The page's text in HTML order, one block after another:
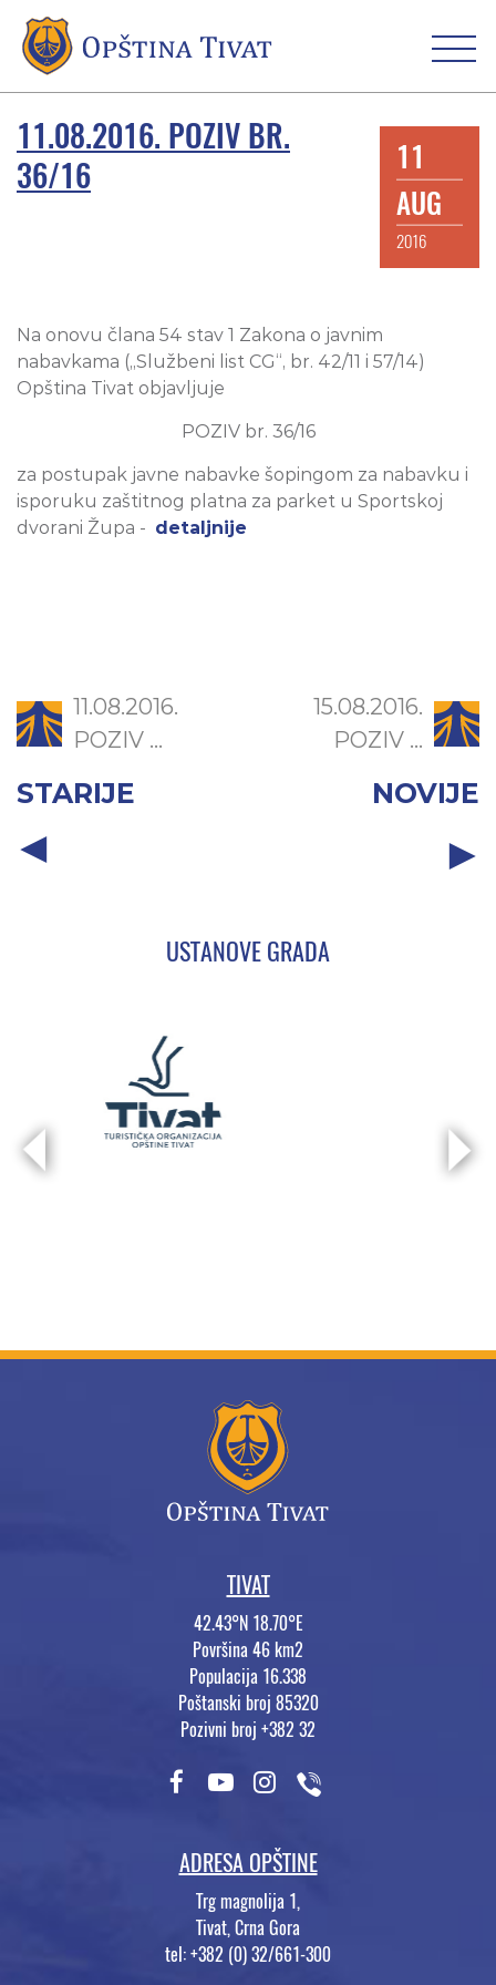
11.08.2016. POZIV BR.
36/16
11
AUG
2016
Na onovu člana 54 stav 1 Zakona o javnim
nabavkama („Službeni list CG“, br. 42/11 i 57/14)
Opština Tivat objavljuje
POZIV br. 36/16
za postupak javne nabavke šopingom za nabavku i
isporuku zaštitnog platna za parket u Sportskoj
dvorani Župa - detaljnije
11.08.2016.
POZIV ...
STARIJE
15.08.2016.
POZIV ...
NOVIJE
USTANOVE GRADA
TIVAT
42.43°N 18.70°E
Površina 46 km2
Populacija 16.338
Poštanski broj 85320
Pozivni broj +382 32
ADRESA OPŠTINE
Trg magnolija 1,
Tivat, Crna Gora
tel: +382 (0) 32/661-300